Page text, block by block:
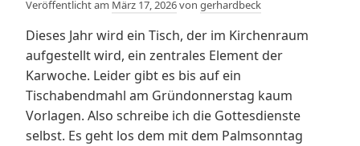
Veröffentlicht am März 17, 2026von gerhardbeck
Dieses Jahr wird ein Tisch, der im Kirchenraum
aufgestellt wird, ein zentrales Element der
Karwoche. Leider gibt es bis auf ein
Tischabendmahl am Gründonnerstag kaum
Vorlagen. Also schreibe ich die Gottesdienste
selbst. Es geht los dem mit dem Palmsonntag